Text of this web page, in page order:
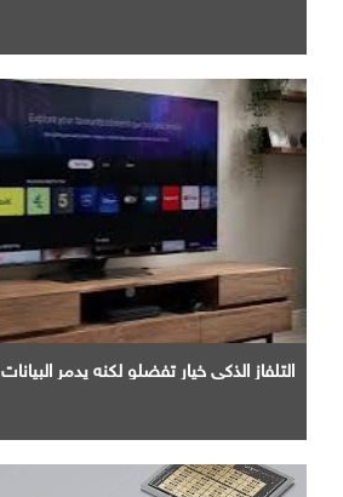
التلفاز الذكي خيار تفضلو لكنه يدمر البيانات